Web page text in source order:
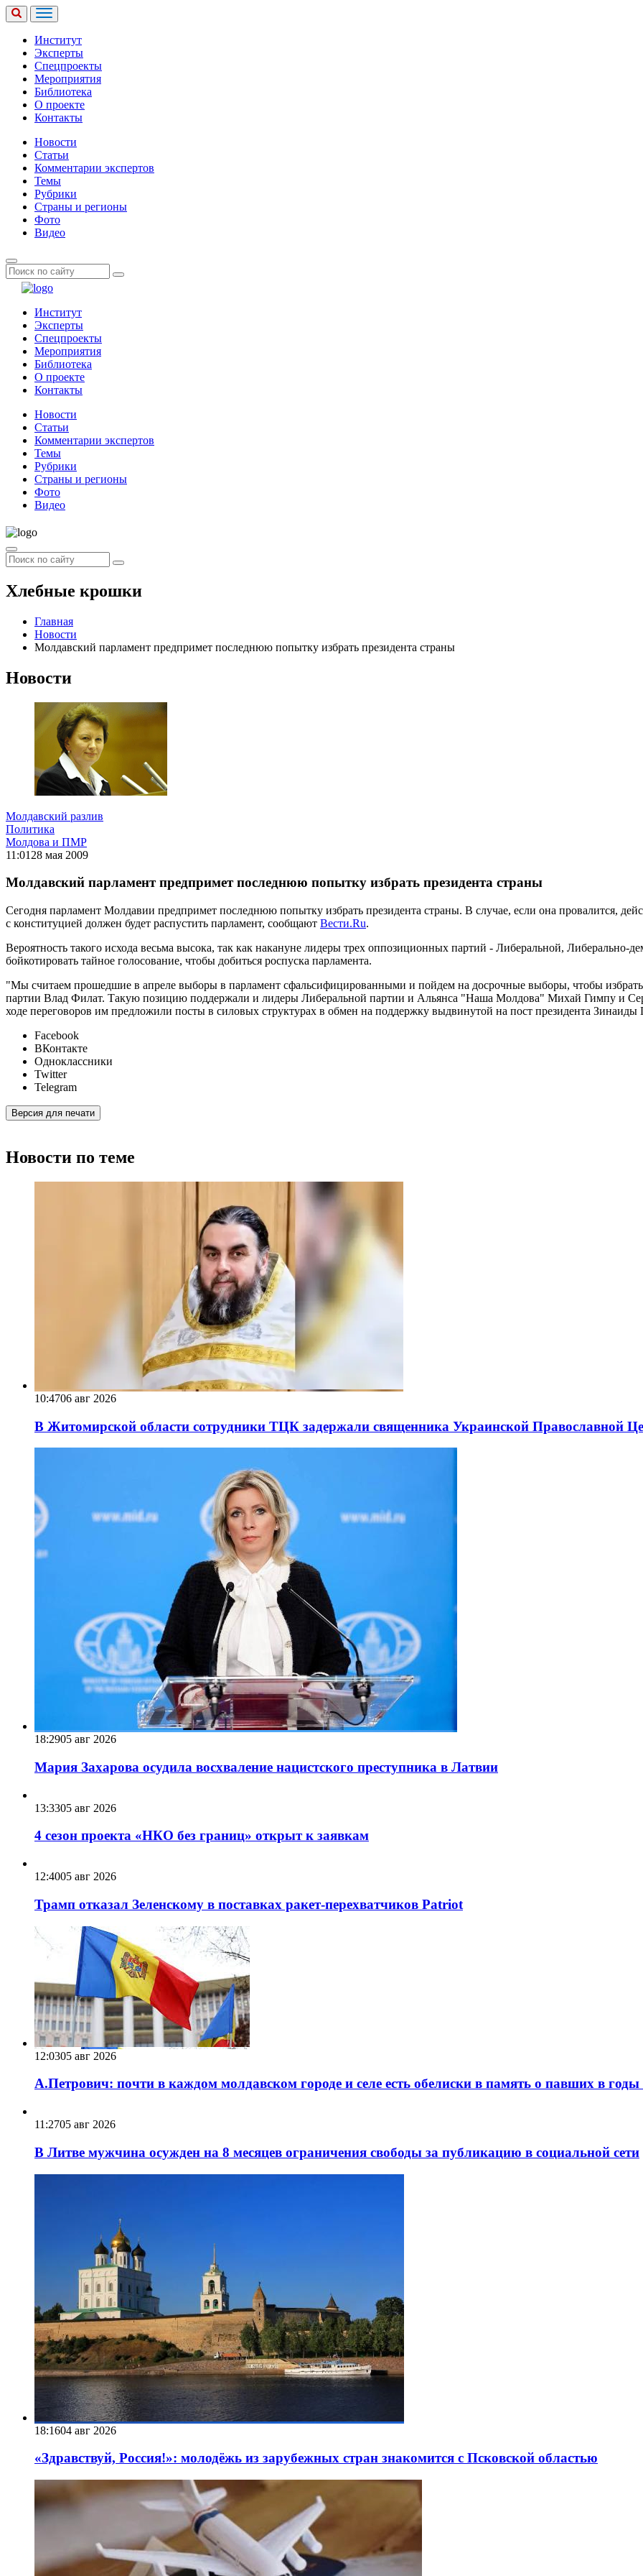
Институт
Эксперты
Спецпроекты
Мероприятия
Библиотека
О проекте
Контакты
Новости
Статьи
Комментарии экспертов
Темы
Рубрики
Страны и регионы
Фото
Видео
Институт
Эксперты
Спецпроекты
Мероприятия
Библиотека
О проекте
Контакты
Новости
Статьи
Комментарии экспертов
Темы
Рубрики
Страны и регионы
Фото
Видео
Хлебные крошки
Главная
Новости
Молдавский парламент предпримет последнюю попытку избрать президента страны
Новости
Молдавский разлив
Политика
Молдова и ПМР
11:01 28 мая 2009
Молдавский парламент предпримет последнюю попытку избрать президента страны
Сегодня парламент Молдавии предпримет последнюю попытку избрать президента страны. В случае, если она провалится,
с конституцией должен будет распустить парламент, сообщают Вести.Ru.
Вероятность такого исхода весьма высока, так как накануне лидеры трех оппозиционных партий - Либеральной, Либерально-
бойкотировать тайное голосование, чтобы добиться роспуска парламента.
"Мы считаем прошедшие в апреле выборы в парламент сфальсифицированными и пойдем на досрочные выборы, чтобы избрать
партии Влад Филат. Такую позицию поддержали и лидеры Либеральной партии и Альянса "Наша Молдова" Михай Гимпу и
ходе переговоров им предложили посты в силовых структурах в обмен на поддержку выдвинутой на пост президента Зинаиды
Facebook
ВКонтакте
Одноклассники
Twitter
Telegram
Версия для печати
Новости по теме
10:4706 авг 2026
В Житомирской области сотрудники ТЦК задержали священника Украинской Православной
18:2905 авг 2026
Мария Захарова осудила восхваление нацистского преступника в Латвии
13:3305 авг 2026
4 сезон проекта «НКО без границ» открыт к заявкам
12:4005 авг 2026
Трамп отказал Зеленскому в поставках ракет-перехватчиков Patriot
12:0305 авг 2026
А.Петрович: почти в каждом молдавском городе и селе есть обелиски в память о павших в
11:2705 авг 2026
В Литве мужчина осужден на 8 месяцев ограничения свободы за публикацию в социальной сети
18:1604 авг 2026
«Здравствуй, Россия!»: молодёжь из зарубежных стран знакомится с Псковской областью